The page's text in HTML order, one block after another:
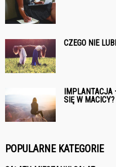
CZEGO NIE
IMPLANTACJA
SIĘ W MACICY?
POPULARNE KATEGORIE